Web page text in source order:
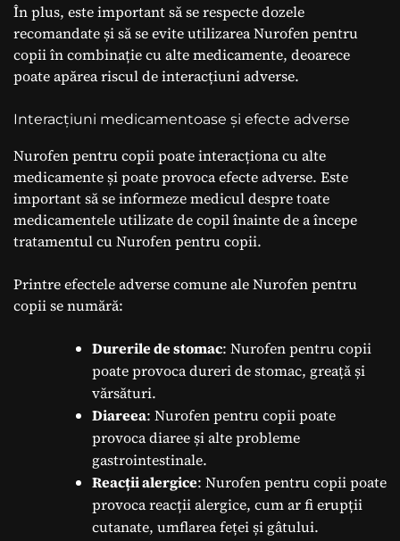
În plus, este important să se respecte dozele
recomandate și să se evite utilizarea Nurofen pentru
copii în combinație cu alte medicamente, deoarece
poate apărea riscul de interacțiuni adverse.
Interacțiuni medicamentoase și efecte adverse
Nurofen pentru copii poate interacționa cu alte
medicamente și poate provoca efecte adverse. Este
important să se informeze medicul despre toate
medicamentele utilizate de copil înainte de a începe
tratamentul cu Nurofen pentru copii.
Printre efectele adverse comune ale Nurofen pentru
copii se numără:
Durerile de stomac: Nurofen pentru copii
poate provoca dureri de stomac, greață și
vărsături.
Diareea: Nurofen pentru copii poate
provoca diaree și alte probleme
gastrointestinale.
Reacții alergice: Nurofen pentru copii poate
provoca reacții alergice, cum ar fi erupții
cutanate, umflarea feței și gâtului.